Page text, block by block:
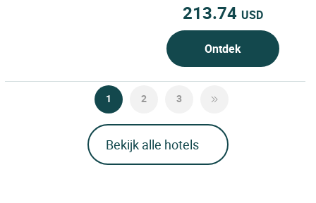
213.74 USD
Ontdek
1 2 3
Bekijk alle hotels